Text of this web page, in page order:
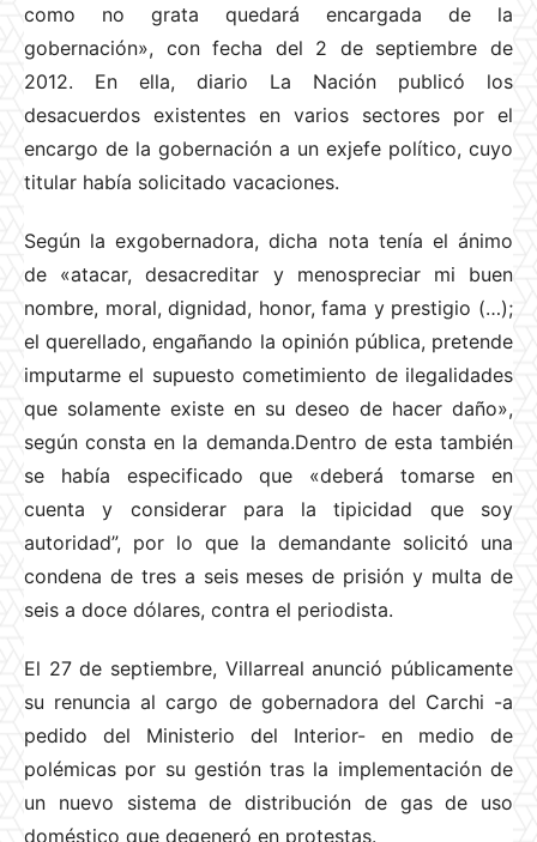
como no grata quedará encargada de la
gobernación», con fecha del 2 de septiembre de
2012. En ella, diario La Nación publicó los
desacuerdos existentes en varios sectores por el
encargo de la gobernación a un exjefe político, cuyo
titular había solicitado vacaciones.
Según la exgobernadora, dicha nota tenía el ánimo
de «atacar, desacreditar y menospreciar mi buen
nombre, moral, dignidad, honor, fama y prestigio (…);
el querellado, engañando la opinión pública, pretende
imputarme el supuesto cometimiento de ilegalidades
que solamente existe en su deseo de hacer daño»,
según consta en la demanda.Dentro de esta también
se había especificado que «deberá tomarse en
cuenta y considerar para la tipicidad que soy
autoridad”, por lo que la demandante solicitó una
condena de tres a seis meses de prisión y multa de
seis a doce dólares, contra el periodista.
El 27 de septiembre, Villarreal anunció públicamente
su renuncia al cargo de gobernadora del Carchi -a
pedido del Ministerio del Interior- en medio de
polémicas por su gestión tras la implementación de
un nuevo sistema de distribución de gas de uso
doméstico que degeneró en protestas.